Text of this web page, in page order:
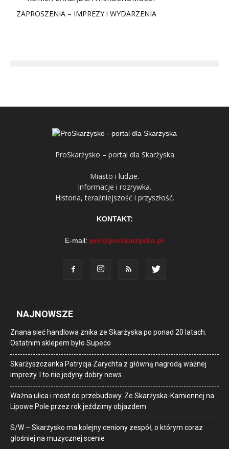
ZAPROSZENIA – IMPREZY i WYDARZENIA
ProSkarżysko – portal dla Skarżyska
Miasto i ludzie.
Informacje i rozrywka.
Historia, teraźniejszość i przyszłość.
KONTAKT:
E-mail: pro@proskarzysko.pl
NAJNOWSZE
Znana sieć handlowa znika ze Skarżyska po ponad 20 latach.
Ostatnim sklepem było Supeco
Skarżyszczanka Patrycja Zarychta z główną nagrodą ważnej
imprezy. I to nie jedyny dobry news…
Ważna ulica i most do przebudowy. Ze Skarżyska-Kamiennej na
Lipowe Pole przez rok jeździmy objazdem
S/W – Skarżysko ma kolejny ceniony zespół, o którym coraz
głośniej na muzycznej scenie